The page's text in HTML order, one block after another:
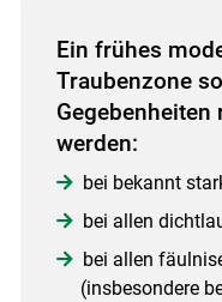
Ein frühes
Traubenzone
werden:
bei bekannt
bei allen
bei allen
(insbesondere